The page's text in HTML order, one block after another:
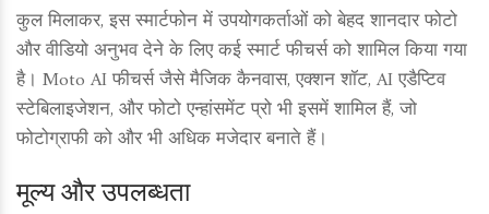
कुल मिलाकर, इस स्मार्टफोन में उपयोगकर्ताओं को बेहद शानदार फोटो
और वीडियो अनुभव देने के लिए कई स्मार्ट फीचर्स को शामिल किया गया
है। Moto AI फीचर्स जैसे मैजिक कैनवास, एक्शन शॉट, AI एडैप्टिव
स्टेबिलाइजेशन, और फोटो एन्हांसमेंट प्रो भी इसमें शामिल हैं, जो
फोटोग्राफी को और भी अधिक मजेदार बनाते हैं।
मूल्य और उपलब्धता